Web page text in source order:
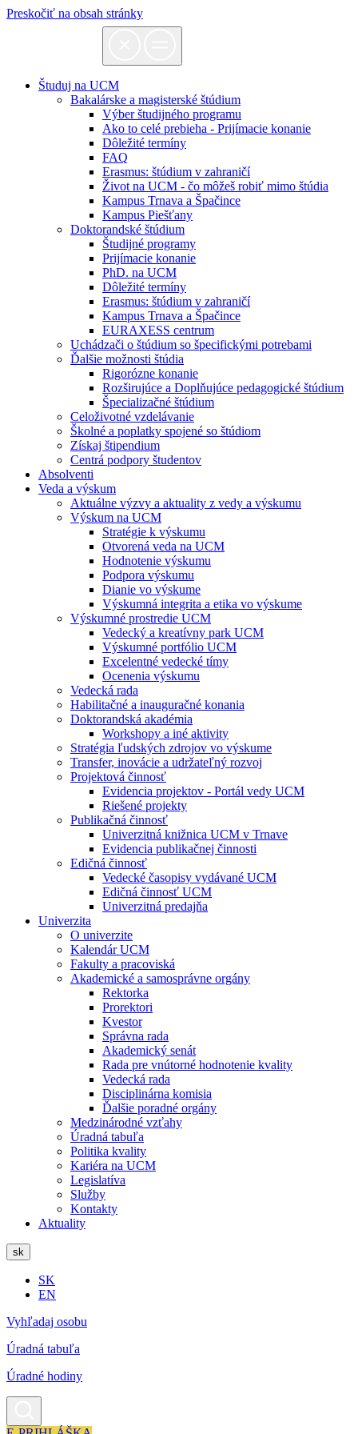
Preskočiť na obsah stránky
Študuj na UCM
Bakalárske a magisterské štúdium
Výber študijného programu
Ako to celé prebieha - Prijímacie konanie
Dôležité termíny
FAQ
Erasmus: štúdium v zahraničí
Život na UCM - čo môžeš robiť mimo štúdia
Kampus Trnava a Špačince
Kampus Piešťany
Doktorandské štúdium
Študijné programy
Prijímacie konanie
PhD. na UCM
Dôležité termíny
Erasmus: štúdium v zahraničí
Kampus Trnava a Špačince
EURAXESS centrum
Uchádzači o štúdium so špecifickými potrebami
Ďalšie možnosti štúdia
Rigorózne konanie
Rozširujúce a Doplňujúce pedagogické štúdium
Špecializačné štúdium
Celoživotné vzdelávanie
Školné a poplatky spojené so štúdiom
Získaj štipendium
Centrá podpory študentov
Absolventi
Veda a výskum
Aktuálne výzvy a aktuality z vedy a výskumu
Výskum na UCM
Stratégie k výskumu
Otvorená veda na UCM
Hodnotenie výskumu
Podpora výskumu
Dianie vo výskume
Výskumná integrita a etika vo výskume
Výskumné prostredie UCM
Vedecký a kreatívny park UCM
Výskumné portfólio UCM
Excelentné vedecké tímy
Ocenenia výskumu
Vedecká rada
Habilitačné a inauguračné konania
Doktorandská akadémia
Workshopy a iné aktivity
Stratégia ľudských zdrojov vo výskume
Transfer, inovácie a udržateľný rozvoj
Projektová činnosť
Evidencia projektov - Portál vedy UCM
Riešené projekty
Publikačná činnosť
Univerzitná knižnica UCM v Trnave
Evidencia publikačnej činnosti
Edičná činnosť
Vedecké časopisy vydávané UCM
Edičná činnosť UCM
Univerzitná predajňa
Univerzita
O univerzite
Kalendár UCM
Fakulty a pracoviská
Akademické a samosprávne orgány
Rektorka
Prorektori
Kvestor
Správna rada
Akademický senát
Rada pre vnútorné hodnotenie kvality
Vedecká rada
Disciplinárna komisia
Ďalšie poradné orgány
Medzinárodné vzťahy
Úradná tabuľa
Politika kvality
Kariéra na UCM
Legislatíva
Služby
Kontakty
Aktuality
sk
SK
EN
Vyhľadaj osobu
Úradná tabuľa
Úradné hodiny